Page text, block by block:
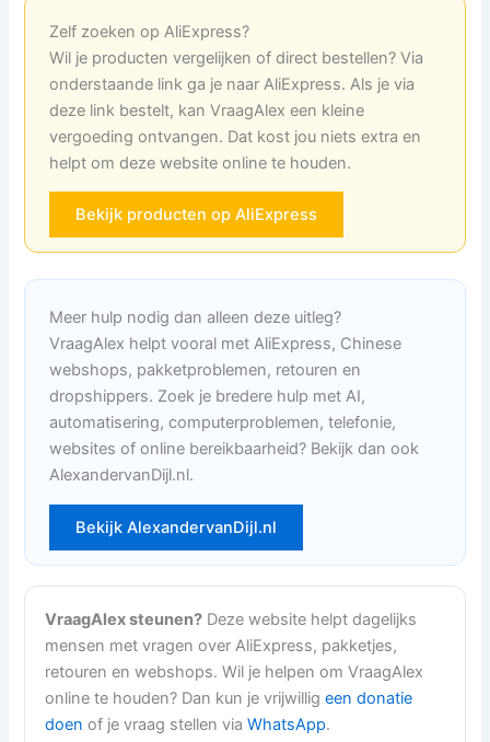
Zelf zoeken op AliExpress?
Wil je producten vergelijken of direct bestellen? Via
onderstaande link ga je naar AliExpress. Als je via
deze link bestelt, kan VraagAlex een kleine
vergoeding ontvangen. Dat kost jou niets extra en
helpt om deze website online te houden.
Bekijk producten op AliExpress
Meer hulp nodig dan alleen deze uitleg?
VraagAlex helpt vooral met AliExpress, Chinese
webshops, pakketproblemen, retouren en
dropshippers. Zoek je bredere hulp met AI,
automatisering, computerproblemen, telefonie,
websites of online bereikbaarheid? Bekijk dan ook
AlexandervanDijl.nl.
Bekijk AlexandervanDijl.nl
VraagAlex steunen? Deze website helpt dagelijks
mensen met vragen over AliExpress, pakketjes,
retouren en webshops. Wil je helpen om VraagAlex
online te houden? Dan kun je vrijwilligeen donatie
doen of je vraag stellen viaWhatsApp.